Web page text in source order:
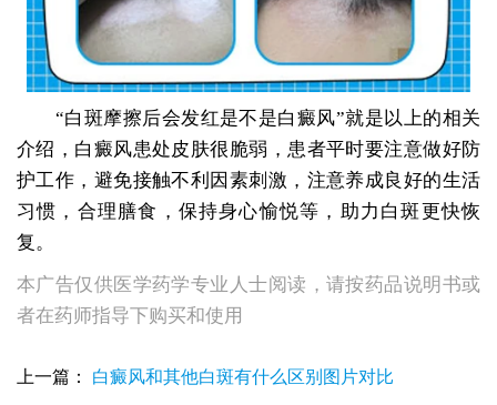
“白斑摩擦后会发红是不是白癜风”就是以上的相关
介绍，白癜风患处皮肤很脆弱，患者平时要注意做好防
护工作，避免接触不利因素刺激，注意养成良好的生活
习惯，合理膳食，保持身心愉悦等，助力白斑更快恢
复。
本广告仅供医学药学专业人士阅读，请按药品说明书或
者在药师指导下购买和使用
上一篇： 白癜风和其他白斑有什么区别图片对比
手臂上的白斑摩擦后变红是白癜风吗
皮肤上的白斑摩擦变红是白癜风吗